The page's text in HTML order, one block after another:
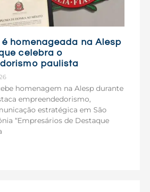
homenageada na Alesp
celebra o
paulista
homenagem na Alesp durante
empreendedorismo,
estratégica em São
“Empresários de Destaque